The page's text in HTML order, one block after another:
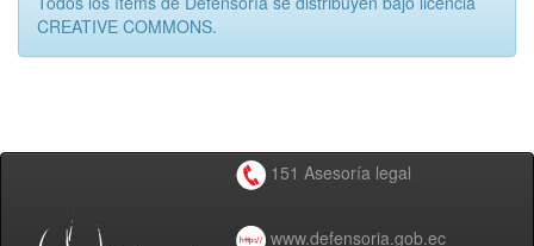
CREATIVE COMMONS.
151 Asesoría legal
www.defensoria.gob.ec